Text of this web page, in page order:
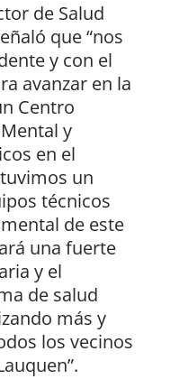
de Salud
que “nos
y con el
avanzar en la
Centro
y
en el
un
técnicos
de este
una fuerte
y el
de salud
más y
los vecinos